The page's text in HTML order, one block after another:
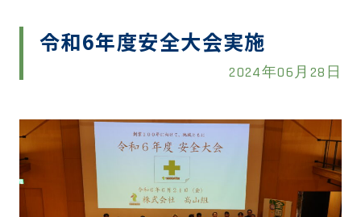
令和6年度安全大会実施
2024年06月28日